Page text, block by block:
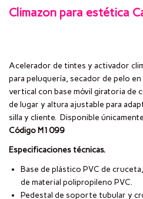
Climazon para estética
Acelerador de tintes y activador
para peluquería, secador de pelo
vertical con base móvil giratoria de
de lugar y altura ajustable para
silla y cliente. Disponible
Código M1099
Especificaciones técnicas.
Base de plástico PVC de
de material polipropileno PVC.
Pedestal de soporte tubular y